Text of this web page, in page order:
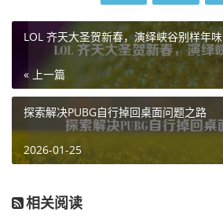
LOL 齐天大圣贺新春，演绎峡谷别样年味
« 上一篇
探索解决PUBG自行掉回桌面问题之路
2026-01-25
相关阅读